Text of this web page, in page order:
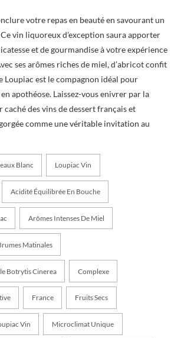
votre repas en beauté en savourant un
vin liquoreux d’exception saura apporter
et de gourmandise à votre expérience
ses arômes riches de miel, d’abricot confit
Loupiac est le compagnon idéal pour
apothéose. Laissez-vous enivrer par la
caché des vins de dessert français et
comme une véritable invitation au
Blanc Loupiac Vin
Acidité Équilibrée En Bouche
Arômes Intenses De Miel
Matinales
Botrytis Cinerea Complexe
France Fruits Secs
Vin Microclimat Unique